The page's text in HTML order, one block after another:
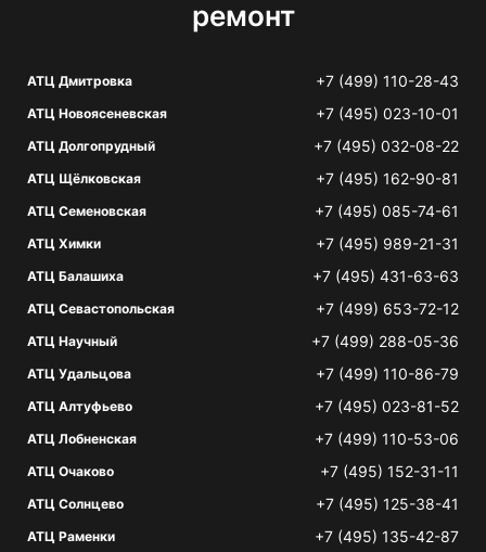
ремонт
АТЦ Дмитровка +7 (499) 110-28-43
АТЦ Новоясеневская +7 (495) 023-10-01
АТЦ Долгопрудный +7 (495) 032-08-22
АТЦ Щёлковская +7 (495) 162-90-81
АТЦ Семеновская +7 (495) 085-74-61
АТЦ Химки +7 (495) 989-21-31
АТЦ Балашиха +7 (495) 431-63-63
АТЦ Севастопольская +7 (499) 653-72-12
АТЦ Научный +7 (499) 288-05-36
АТЦ Удальцова +7 (499) 110-86-79
АТЦ Алтуфьево +7 (495) 023-81-52
АТЦ Лобненская +7 (499) 110-53-06
АТЦ Очаково +7 (495) 152-31-11
АТЦ Солнцево +7 (495) 125-38-41
АТЦ Раменки +7 (495) 135-42-87